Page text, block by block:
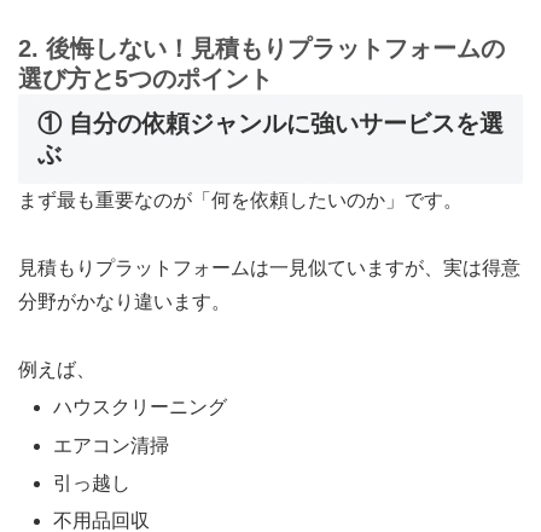
2. 後悔しない！見積もりプラットフォームの
選び方と5つのポイント
① 自分の依頼ジャンルに強いサービスを選
ぶ
まず最も重要なのが「何を依頼したいのか」です。
見積もりプラットフォームは一見似ていますが、実は得意
分野がかなり違います。
例えば、
ハウスクリーニング
エアコン清掃
引っ越し
不用品回収